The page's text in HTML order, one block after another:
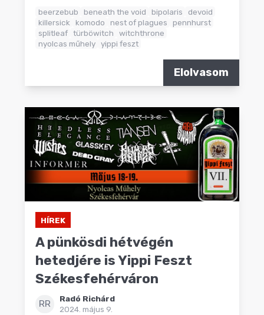
beerzebub beneath the void bipolaris
devoid
killersick
komodo nest of plagues
pennhurst
splitleaf türböwitch
witchthrone
nyolcas műhely yippi feszt
Elolvasom
HÍREK
A pünkösdi hétvégén
hetedjére is Yippi Feszt
Székesfehérváron
RR
Radó Richárd
2024. május 9.